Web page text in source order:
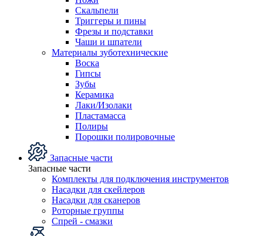
Скальпели
Триггеры и пины
Фрезы и подставки
Чаши и шпатели
Материалы зуботехнические
Воска
Гипсы
Зубы
Керамика
Лаки/Изолаки
Пластамасса
Полиры
Порошки полировочные
Запасные части
Запасные части
Комплекты для подключения инструментов
Насадки для скейлеров
Насадки для сканеров
Роторные группы
Спрей - смазки